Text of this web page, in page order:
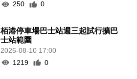
250 0
栢港停車場巴士站週三起試行擴巴
士站範圍
2026-08-10 17:00
1219
0